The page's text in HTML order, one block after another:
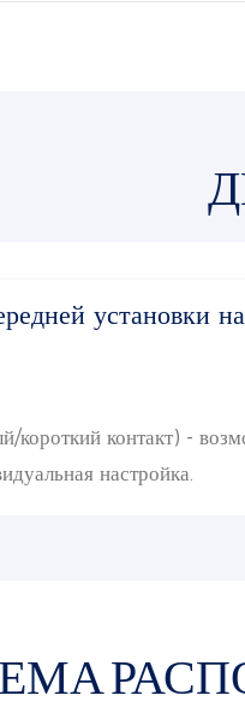
установки
короткий контакт) -
настройка.